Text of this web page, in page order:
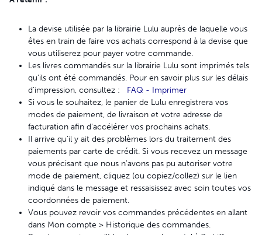
La devise utilisée par la librairie Lulu auprès de laquelle vous
êtes en train de faire vos achats correspond à la devise que
vous utiliserez pour payer votre commande.
Les livres commandés sur la librairie Lulu sont imprimés tels
qu'ils ont été commandés. Pour en savoir plus sur les délais
d'impression, consultez : FAQ - Imprimer
Si vous le souhaitez, le panier de Lulu enregistrera vos
modes de paiement, de livraison et votre adresse de
facturation afin d'accélérer vos prochains achats.
Il arrive qu'il y ait des problèmes lors du traitement des
paiements par carte de crédit. Si vous recevez un message
vous précisant que nous n'avons pas pu autoriser votre
mode de paiement, cliquez (ou copiez/collez) sur le lien
indiqué dans le message et ressaisissez avec soin toutes vos
coordonnées de paiement.
Vous pouvez revoir vos commandes précédentes en allant
dans Mon compte > Historique des commandes.